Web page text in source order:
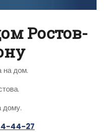
Ростов-
на дом.
дому.
44-27